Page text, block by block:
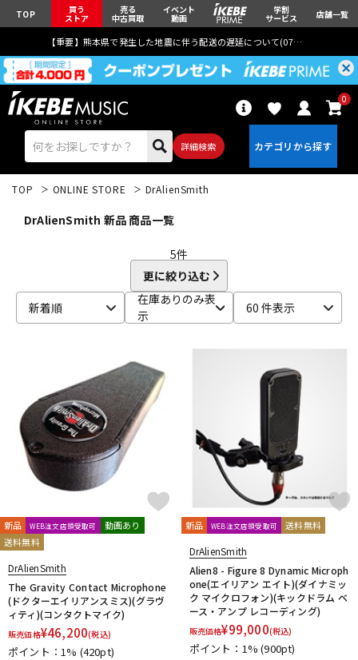
TOP 買う
ストア
売る
中古買取
イベント
動画
学割
サービス 店舗一覧
【重要】熊本県で発生した地震に伴う配送の遅延について(07月29日
詳細検索
0
ドラム パーカッション
キーボード 電子ピアノ
その他楽器
エフェクター
DTM
TOP ONLINE STORE DrAlienSmith
DrAlienSmith 新品 商品一覧
5件
更に絞り込む
新着順
在庫ありのみ表
示
60 件表示
新品 WEB注文店頭受取可
動画あり
送料無料
DrAlienSmith
The Gravity Contact Microphone
(ドクターエイリアンスミス)(グラヴ
ィティ)(コンタクトマイク)
販売価格¥46,200(税込)
ポイント：1% (420pt)
新品 WEB注文店頭受取可 送料無料
DrAlienSmith
Alien8 - Figure 8 Dynamic Microph
one(エイリアン エイト)(ダイナミッ
ク マイクロフォン)(キックドラム ベ
ース・アンプ レコーディング)
販売価格¥99,000(税込)
ポイント：1%(900pt)